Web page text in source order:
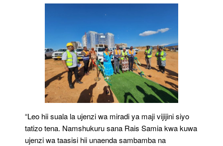
“Leo hii suala la ujenzi wa miradi ya maji vijijini siyo
tatizo tena. Namshukuru sana Rais Samia kwa kuwa
ujenzi wa taasisi hii unaenda sambamba na